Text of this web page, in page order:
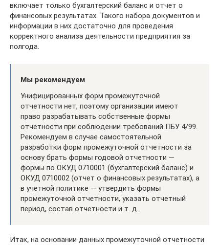
включает только бухгалтерский баланс и отчет о
финансовых результатах. Такого набора документов и
информации в них достаточно для проведения
корректного анализа деятельности предприятия за
полгода.
Мы рекомендуем
Унифицированных форм промежуточной
отчетности нет, поэтому организации имеют
право разрабатывать собственные формы
отчетности при соблюдении требований ПБУ 4/99.
Рекомендуем в случае самостоятельной
разработки форм промежуточной отчетности за
основу брать формы годовой отчетности —
формы по ОКУД 0710001 (бухгалтерский баланс) и
ОКУД 0710002 (отчет о финансовых результатах), а
в учетной политике — утвердить формы
промежуточной отчетности, указать отчетный
период, состав отчетности и т. д.
Итак, на основании данных промежуточной отчетности